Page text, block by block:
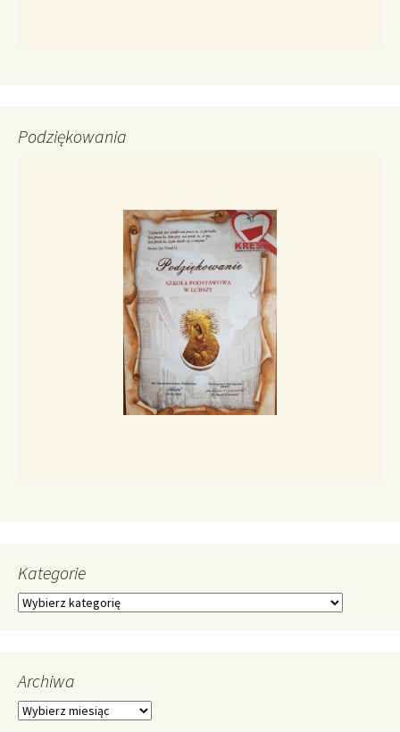
Podziękowania
Kategorie
Kategorie
Archiwa
Archiwa